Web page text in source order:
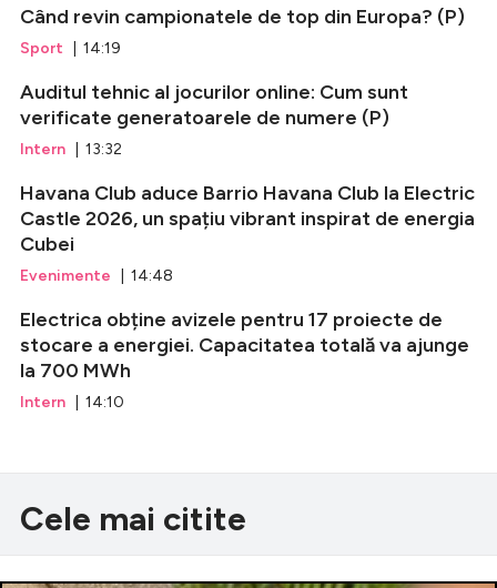
Când revin campionatele de top din Europa? (P)
Sport | 14:19
Auditul tehnic al jocurilor online: Cum sunt
verificate generatoarele de numere (P)
Intern | 13:32
Havana Club aduce Barrio Havana Club la Electric
Castle 2026, un spațiu vibrant inspirat de energia
Cubei
Evenimente | 14:48
Electrica obține avizele pentru 17 proiecte de
stocare a energiei. Capacitatea totală va ajunge
la 700 MWh
Intern | 14:10
Cele mai citite